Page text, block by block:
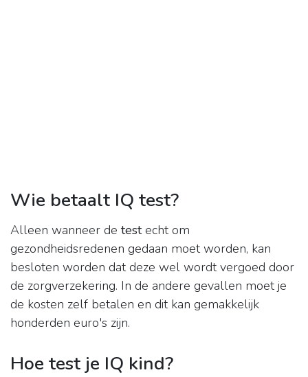
Wie betaalt IQ test?
Alleen wanneer de testecht om
gezondheidsredenen gedaan moet worden, kan
besloten worden dat deze wel wordt vergoed door
de zorgverzekering. In de andere gevallen moet je
de kosten zelf betalen en dit kan gemakkelijk
honderden euro's zijn.
Hoe test je IQ kind?